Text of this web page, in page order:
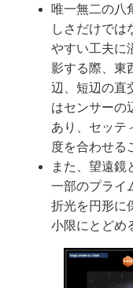
唯一無二の八
しさだけでは
やすい工夫に
影する際、東
辺、短辺の直
はセンサーの
あり、セッテ
度を合わせる
また、望遠鏡
一部のプライ
折光を円形に
小限にとどめ